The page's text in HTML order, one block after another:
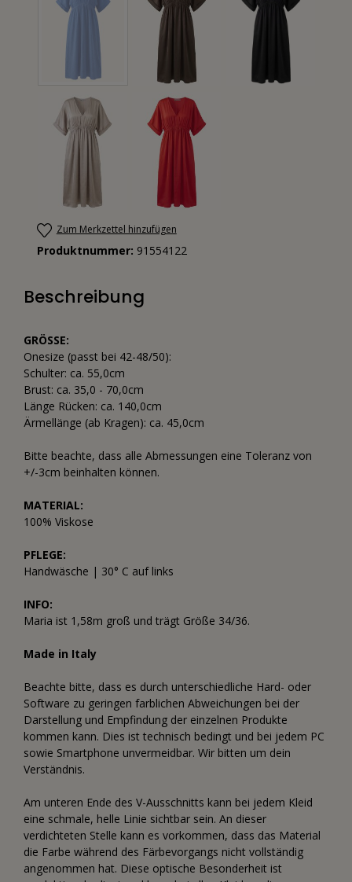
Zum Merkzettel hinzufügen
Produktnummer: 91554122
Beschreibung
GRÖSSE:
Onesize (passt bei 42-48/50):
Schulter: ca. 55,0cm
Brust: ca. 35,0 - 70,0cm
Länge Rücken: ca. 140,0cm
Ärmellänge (ab Kragen): ca. 45,0cm
Bitte beachte, dass alle Abmessungen eine Toleranz von
+/-3cm beinhalten können.
MATERIAL:
100% Viskose
PFLEGE:
Handwäsche | 30° C auf links
INFO:
Maria ist 1,58m groß und trägt Größe 34/36.
Made in Italy
Beachte bitte, dass es durch unterschiedliche Hard- oder
Software zu geringen farblichen Abweichungen bei der
Darstellung und Empfindung der einzelnen Produkte
kommen kann. Dies ist technisch bedingt und bei jedem PC
sowie Smartphone unvermeidbar. Wir bitten um dein
Verständnis.
Am unteren Ende des V-Ausschnitts kann bei jedem Kleid
eine schmale, helle Linie sichtbar sein. An dieser
verdichteten Stelle kann es vorkommen, dass das Material
die Farbe während des Färbevorgangs nicht vollständig
angenommen hat. Diese optische Besonderheit ist